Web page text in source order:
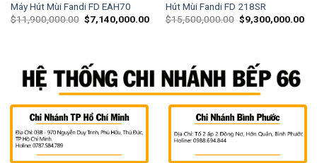
Máy Hút Mùi Fandi FD EAH70
$11,900,000.00 $7,140,000.00
Hút Mùi Fandi FD 218SR
$15,500,000.00 $9,300,000.00